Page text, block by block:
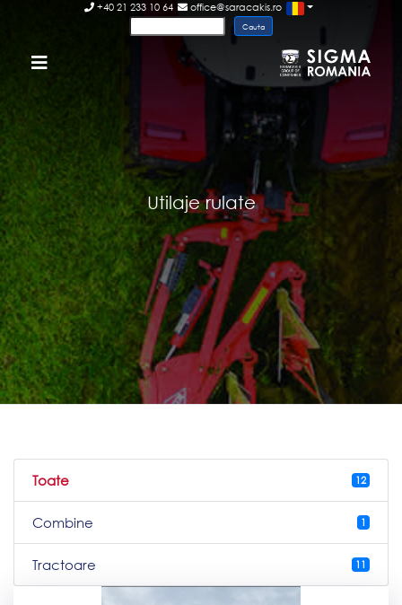
+40 21 233 10 64 office@saracakis.ro
Utilaje rulate
Toate 12
Combine 1
Tractoare 11